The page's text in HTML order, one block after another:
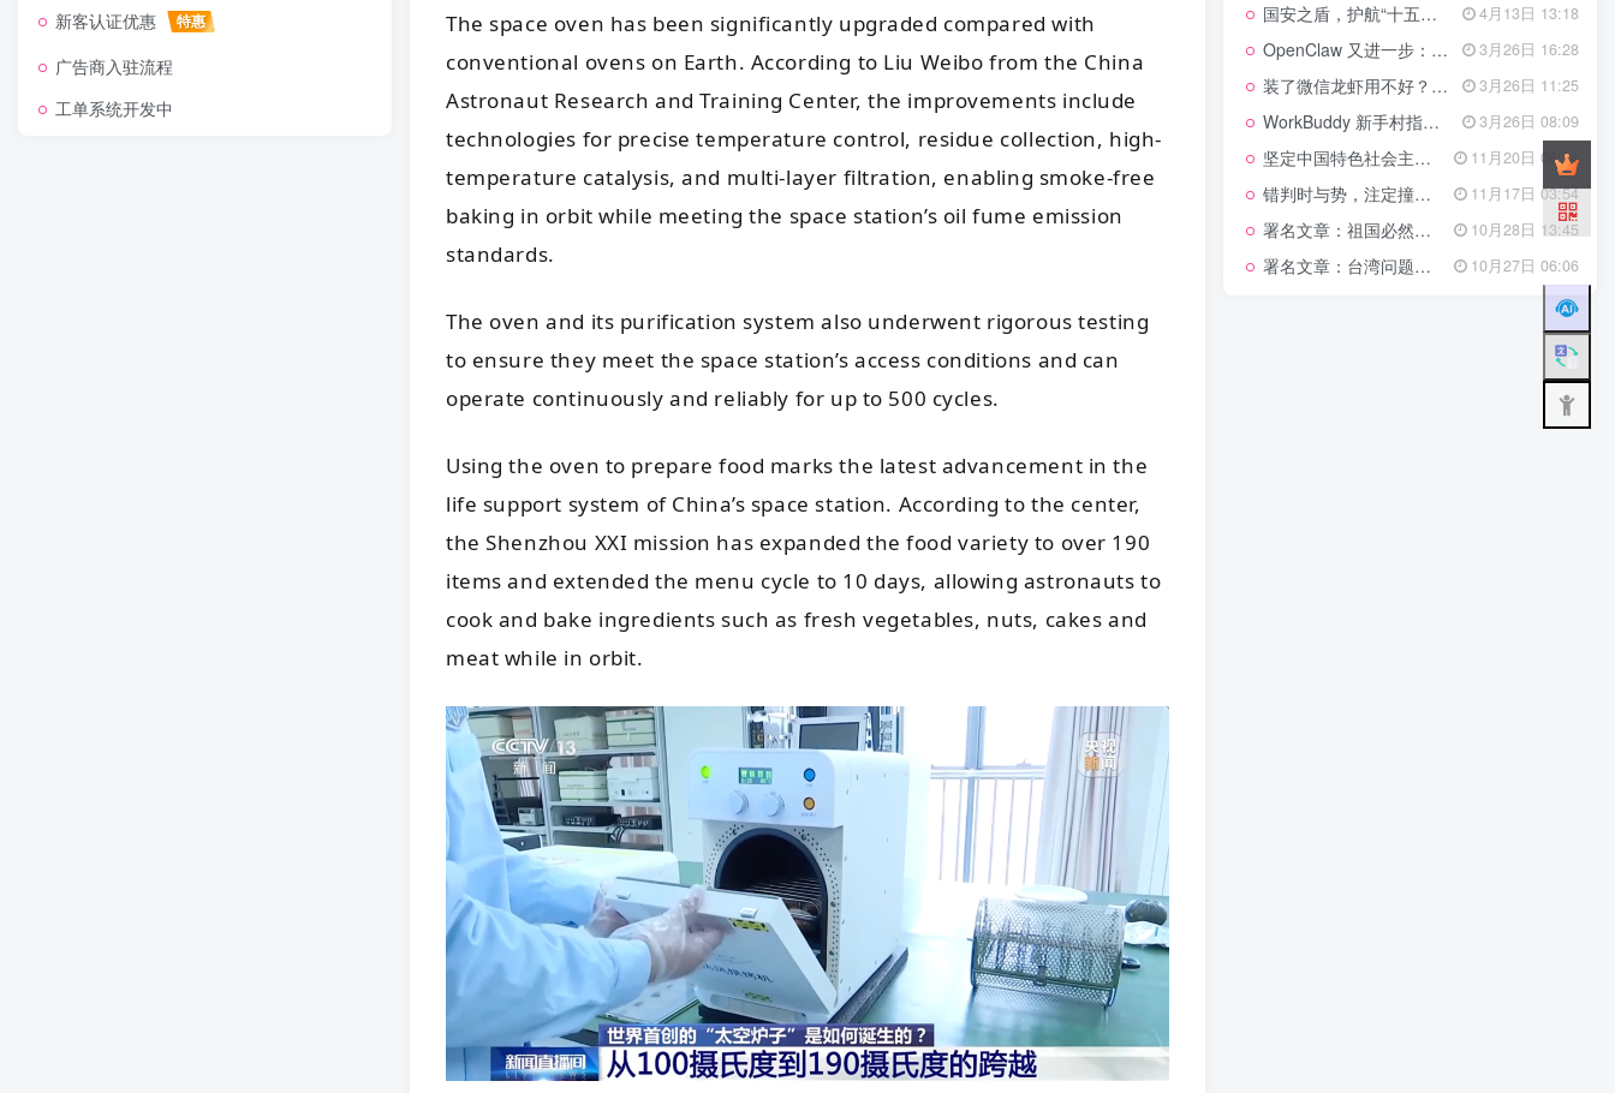
新客认证优惠
特惠
广告商入驻流程
工单系统开发中
The space oven has been significantly upgraded compared with
conventional ovens on Earth. According to Liu Weibo from the China
Astronaut Research and Training Center, the improvements include
technologies for precise temperature control, residue collection, high-
temperature catalysis, and multi-layer filtration, enabling smoke-free
baking in orbit while meeting the space station’s oil fume emission
standards.
The oven and its purification system also underwent rigorous testing
to ensure they meet the space station’s access conditions and can
operate continuously and reliably for up to 500 cycles.
Using the oven to prepare food marks the latest advancement in the
life support system of China’s space station. According to the center,
the Shenzhou XXI mission has expanded the food variety to over 190
items and extended the menu cycle to 10 days, allowing astronauts to
cook and bake ingredients such as fresh vegetables, nuts, cakes and
meat while in orbit.
国安之盾，护航“十五五”新征程 4月13日 13:18
OpenClaw 又进一步：微信直连+安全检测+版本切换 3月26日 16:28
装了微信龙虾用不好？3步让你轻松指挥AI干活！ 3月26日 11:25
WorkBuddy 新手村指南：10 个核心技巧帮你解锁满级虾🦞！ 3月26日 08:09
坚定中国特色社会主义法治的政治定力 11月20日 06:24
错判时与势，注定撞南墙 11月17日 03:54
署名文章：祖国必然统一势不可挡 10月28日 13:45
署名文章：台湾问题的由来和性质 10月27日 06:06